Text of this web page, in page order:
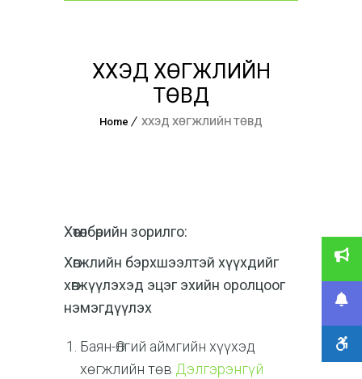
ХҮҮХЭД ХӨГЖЛИЙН
ТӨВҮҮД
Home ХҮҮХЭД ХӨГЖЛИЙН ТӨВҮҮД
Хөтөлбөрийн зорилго:
Хөгжлийн бэрхшээлтэй хүүхдийг
хөгжүүлэхэд эцэг эхийн оролцоог
нэмэгдүүлэх
Баян-Өлгий аймгийн хүүхэд
хөгжлийн төв Дэлгэрэнгүй